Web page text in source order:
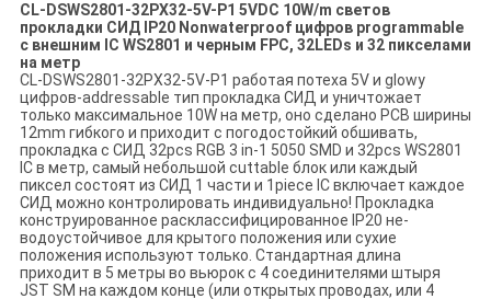
CL-DSWS2801-32PX32-5V-P1 5VDC 10W/m светов
прокладки СИД IP20 Nonwaterproof цифров programmable
с внешним IC WS2801 и черным FPC, 32LEDs и 32 пикселами
на метр
CL-DSWS2801-32PX32-5V-P1 работая потеха 5V и glowy
цифров-addressable тип прокладка СИД и уничтожает
только максимальное 10W на метр, оно сделано PCB ширины
12mm гибкого и приходит с погодостойкий обшивать,
прокладка с СИД 32pcs RGB 3 in-1 5050 SMD и 32pcs WS2801
IC в метр, самый небольшой cuttable блок или каждый
пиксел состоят из СИД 1 части и 1piece IC включает каждое
СИД можно контролировать индивидуально! Прокладка
конструированное расклассифицированное IP20 не-
водоустойчивое для крытого положения или сухие
положения используют только. Стандартная длина
приходит в 5 метры во вьюрок с 4 соединителями штыря
JST SM на каждом конце (или открытых проводах, или 4